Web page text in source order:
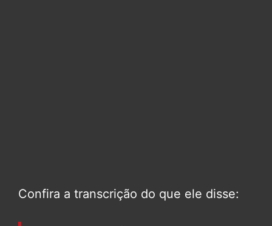
Confira a transcrição do que ele disse: